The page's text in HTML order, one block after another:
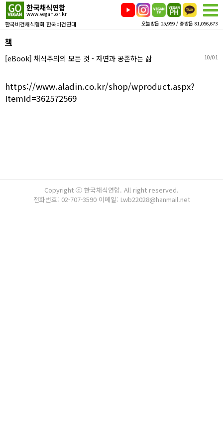
한국채식연합
www.vegan.or.kr
한국비건채식협회 한국비건연대 오늘방문 25,959 / 총방문 81,056,673
책
[eBook] 채식주의의 모든 것 - 자연과 공존하는 삶 10/01
https://www.aladin.co.kr/shop/wproduct.aspx?
ItemId=362572569
Copyright ⓒ 한국채식연합. All right reserved.
전화번호: 02-707-3590 이메일: Lwb22028@hanmail.net